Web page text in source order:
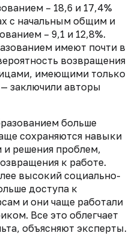
– 18,6 и 17,4%
с начальным общим и
– 9,1 и 12,8%.
имеют почти в
возвращения
имеющими только
заключили авторы
больше
сохраняются навыки
и решения проблем,
к работе.
высокий социально-
доступа к
и они чаще работали
Все это облегчает
объясняют эксперты.